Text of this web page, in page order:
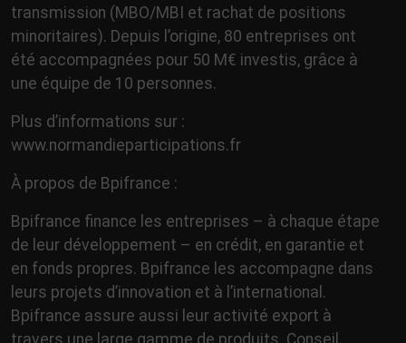
transmission (MBO/MBI et rachat de positions
minoritaires). Depuis l’origine, 80 entreprises ont
été accompagnées pour 50 M€ investis, grâce à
une équipe de 10 personnes.
Plus d’informations sur :
www.normandieparticipations.fr
À propos de Bpifrance :
Bpifrance finance les entreprises – à chaque étape
de leur développement – en crédit, en garantie et
en fonds propres. Bpifrance les accompagne dans
leurs projets d’innovation et à l’international.
Bpifrance assure aussi leur activité export à
travers une large gamme de produits. Conseil,